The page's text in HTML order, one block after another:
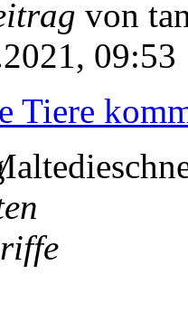
von
09:53
Tiere